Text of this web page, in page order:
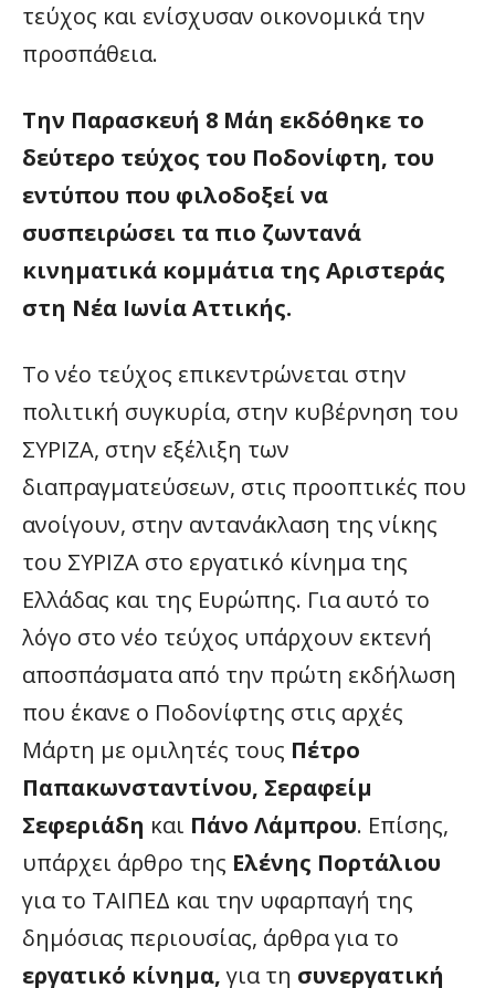
τεύχος και ενίσχυσαν οικονομικά την
προσπάθεια.
Την Παρασκευή 8 Μάη εκδόθηκε το
δεύτερο τεύχος του Ποδονίφτη, του
εντύπου που φιλοδοξεί να
συσπειρώσει τα πιο ζωντανά
κινηματικά κομμάτια της Αριστεράς
στη Νέα Ιωνία Αττικής.
Το νέο τεύχος επικεντρώνεται στην
πολιτική συγκυρία, στην κυβέρνηση του
ΣΥΡΙΖΑ, στην εξέλιξη των
διαπραγματεύσεων, στις προοπτικές που
ανοίγουν, στην αντανάκλαση της νίκης
του ΣΥΡΙΖΑ στο εργατικό κίνημα της
Ελλάδας και της Ευρώπης. Για αυτό το
λόγο στο νέο τεύχος υπάρχουν εκτενή
αποσπάσματα από την πρώτη εκδήλωση
που έκανε ο Ποδονίφτης στις αρχές
Μάρτη με ομιλητές τους Πέτρο
Παπακωνσταντίνου, Σεραφείμ
Σεφεριάδη και Πάνο Λάμπρου. Επίσης,
υπάρχει άρθρο της Ελένης Πορτάλιου
για το ΤΑΙΠΕΔ και την υφαρπαγή της
δημόσιας περιουσίας, άρθρα για το
εργατικό κίνημα,για τη συνεργατική